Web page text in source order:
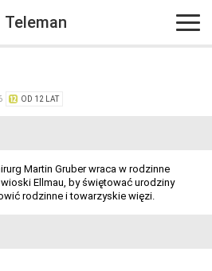
Teleman
OD 12 LAT
Martin Gruber wraca w rodzinne
Ellmau, by świętować urodziny
rodzinne i towarzyskie więzi.